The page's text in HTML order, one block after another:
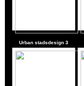
Urban stadsdesign 3